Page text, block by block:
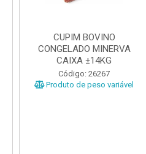
CUPIM BOVINO
CONGELADO MINERVA
CAIXA ±14KG
Código: 26267
Produto de peso variável